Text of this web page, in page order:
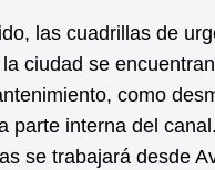
las cuadrillas de
ciudad se
como
parte interna del
se trabajará desde